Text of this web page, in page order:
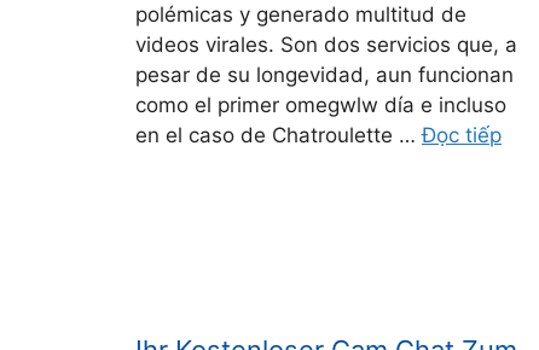
polémicas y generado multitud de
videos virales. Son dos servicios que, a
pesar de su longevidad, aun funcionan
como el primer omegwlw día e incluso
en el caso de Chatroulette …Đọc tiếp